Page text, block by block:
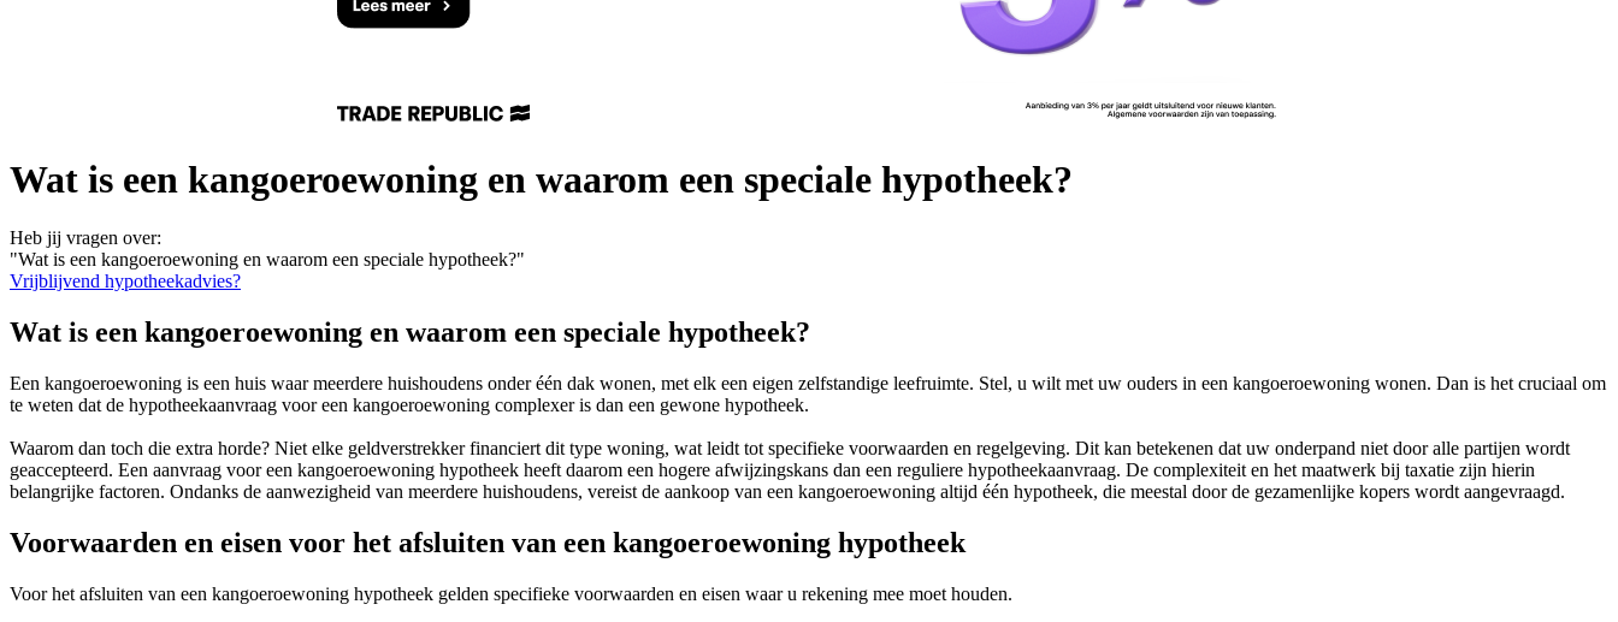
Wat is een kangoeroewoning en waarom een speciale hypotheek?
Heb jij vragen over:
"Wat is een kangoeroewoning en waarom een speciale hypotheek?"
Vrijblijvend hypotheekadvies?
Wat is een kangoeroewoning en waarom een speciale hypotheek?
Een kangoeroewoning is een huis waar meerdere huishoudens onder één dak wonen, met elk een eigen zelfstandige leefruimte. Stel, u wilt met uw ouders in een kangoeroewoning wonen. Dan is het cruciaal om
te weten dat de hypotheekaanvraag voor een kangoeroewoning complexer is dan een gewone hypotheek.
Waarom dan toch die extra horde? Niet elke geldverstrekker financiert dit type woning, wat leidt tot specifieke voorwaarden en regelgeving. Dit kan betekenen dat uw onderpand niet door alle partijen wordt
geaccepteerd. Een aanvraag voor een kangoeroewoning hypotheek heeft daarom een hogere afwijzingskans dan een reguliere hypotheekaanvraag. De complexiteit en het maatwerk bij taxatie zijn hierin
belangrijke factoren. Ondanks de aanwezigheid van meerdere huishoudens, vereist de aankoop van een kangoeroewoning altijd één hypotheek, die meestal door de gezamenlijke kopers wordt aangevraagd.
Voorwaarden en eisen voor het afsluiten van een kangoeroewoning hypotheek
Voor het afsluiten van een kangoeroewoning hypotheek gelden specifieke voorwaarden en eisen waar u rekening mee moet houden.